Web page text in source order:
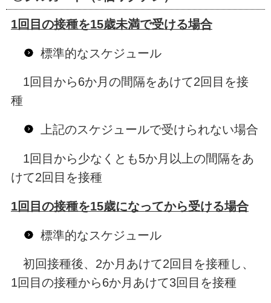
1回目の接種を15歳未満で受ける場合
標準的なスケジュール
1回目から6か月の間隔をあけて2回目を接
種
上記のスケジュールで受けられない場合
1回目から少なくとも5か月以上の間隔をあ
けて2回目を接種
1回目の接種を15歳になってから受ける場合
標準的なスケジュール
初回接種後、2か月あけて2回目を接種し、
1回目の接種から6か月あけて3回目を接種